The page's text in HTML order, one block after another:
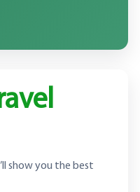
show you the best